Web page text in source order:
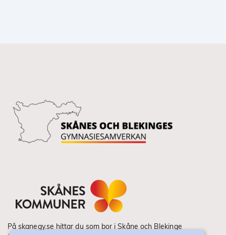
På skanegy.se hittar du som bor i Skåne och Blekinge